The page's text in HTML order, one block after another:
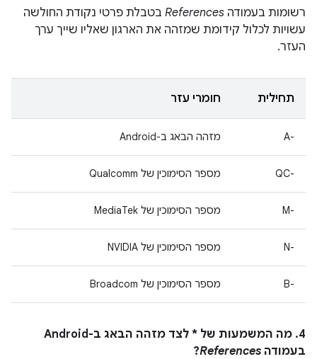
רשומות בעמודה References בטבלת פרטי נקודת החולשה
עשויות לכלול קידומת שמזהה את הארגון שאליו שייך ערך
העזר.
תחילית חומרי עזר
A-‎ מזהה הבאג ב-Android
QC-‎ מספר הסימוכין של Qualcomm
M-‎ מספר הסימוכין של MediaTek
N-‎ מספר הסימוכין של NVIDIA
B-‎ מספר הסימוכין של Broadcom
4. מה המשמעות של * לצד מזהה הבאג ב-Android
בעמודה References
?